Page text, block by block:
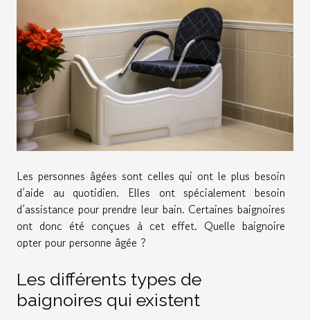
Les personnes âgées sont celles qui ont le plus besoin
d’aide au quotidien. Elles ont spécialement besoin
d’assistance pour prendre leur bain. Certaines baignoires
ont donc été conçues à cet effet. Quelle baignoire
opter pour personne âgée ?
Les différents types de
baignoires qui existent